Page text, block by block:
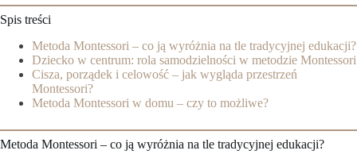
Spis treści
Metoda Montessori – co ją wyróżnia na tle tradycyjnej edukacji?
Dziecko w centrum: rola samodzielności w metodzie Montessori
Cisza, porządek i celowość – jak wygląda przestrzeń
Montessori?
Metoda Montessori w domu – czy to możliwe?
Metoda Montessori – co ją wyróżnia na tle tradycyjnej edukacji?